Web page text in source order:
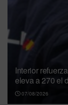
Interior
eleva a 270 el
07/08/2026